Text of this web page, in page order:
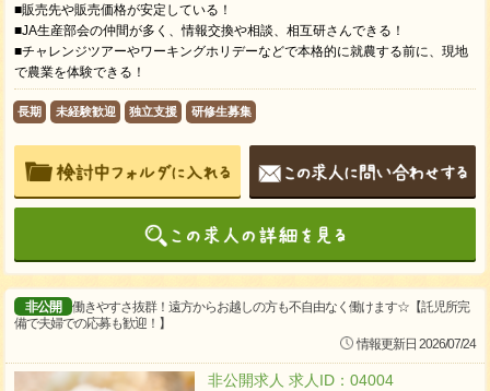
■販売先や販売価格が安定している！
■JA生産部会の仲間が多く、情報交換や相談、相互研さんできる！
■チャレンジツアーやワーキングホリデーなどで本格的に就農する前に、現地
で農業を体験できる！
長期 未経験歓迎 独立支援 研修生募集
非公開
働きやすさ抜群！遠方からお越しの方も不自由なく働けます☆【託児所完
備で夫婦での応募も歓迎！】
情報更新日 2026/07/24
非公開求人 求人ID：04004